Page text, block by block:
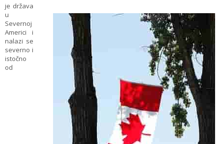
je država
u
Severnoj
Americi i
nalazi se
severno i
istočno
od